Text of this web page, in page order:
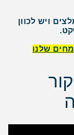
ויש לכוון
שלנו